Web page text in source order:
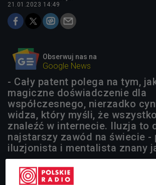
21.01.2023 14:49
Obserwuj nas na
Google News
- Cały patent polega na tym,
magiczne doświadczenie dla
współczesnego, nierzadko
widza, który myśli, że
znaleźć w internecie. Iluzja to
najstarszy zawód na świecie -
iluzjonista i mentalista znany